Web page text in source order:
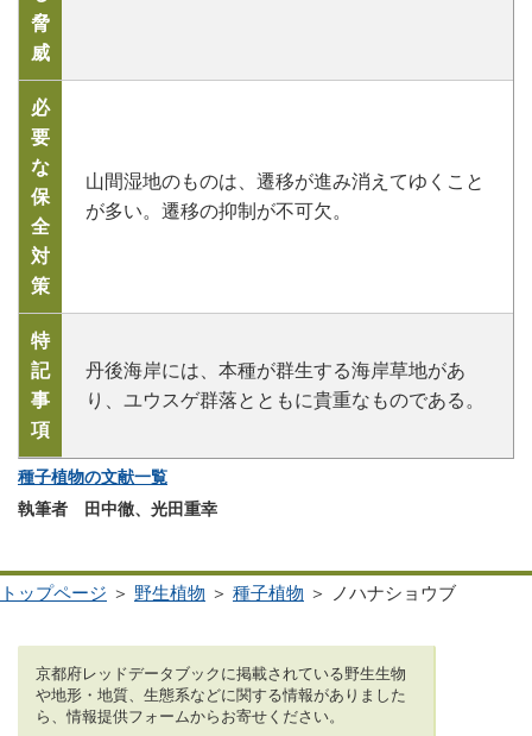
脅
威
必
要
な
保
全
対
策
山間湿地のものは、遷移が進み消えてゆくこと
が多い。遷移の抑制が不可欠。
特
記
事
項
丹後海岸には、本種が群生する海岸草地があ
り、ユウスゲ群落とともに貴重なものである。
種子植物の文献一覧
執筆者 田中徹、光田重幸
トップページ ＞ 野生植物 ＞ 種子植物 ＞ ノハナショウブ
京都府レッドデータブックに掲載されている野生生物
や地形・地質、生態系などに関する情報がありました
ら、情報提供フォームからお寄せください。